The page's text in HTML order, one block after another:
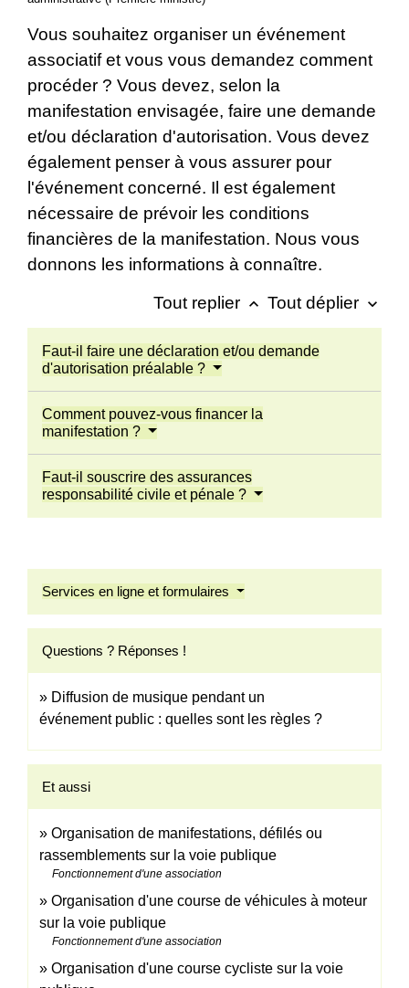
Vous souhaitez organiser un événement
associatif et vous vous demandez comment
procéder ? Vous devez, selon la
manifestation envisagée, faire une demande
et/ou déclaration d'autorisation. Vous devez
également penser à vous assurer pour
l'événement concerné. Il est également
nécessaire de prévoir les conditions
financières de la manifestation. Nous vous
donnons les informations à connaître.
Tout replier keyboard_arrow_up Tout déplier keyboard_arrow_down
Faut-il faire une déclaration et/ou demande
d'autorisation préalable ?
Comment pouvez-vous financer la
manifestation ?
Faut-il souscrire des assurances
responsabilité civile et pénale ?
Services en ligne et formulaires
Questions ? Réponses !
Diffusion de musique pendant un
événement public : quelles sont les règles ?
Et aussi
Organisation de manifestations, défilés ou
rassemblements sur la voie publique
Fonctionnement d'une association
Organisation d'une course de véhicules à moteur
sur la voie publique
Fonctionnement d'une association
Organisation d'une course cycliste sur la voie